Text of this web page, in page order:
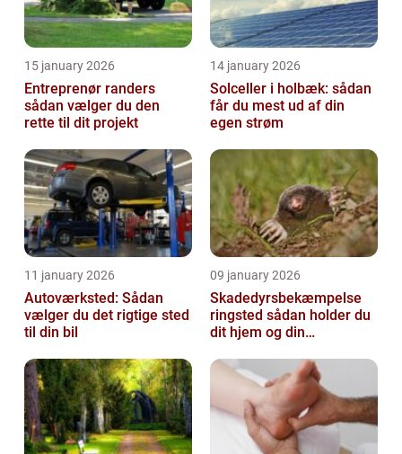
15 january 2026
Entreprenør randers
sådan vælger du den
rette til dit projekt
14 january 2026
Solceller i holbæk: sådan
får du mest ud af din
egen strøm
11 january 2026
Autoværksted: Sådan
vælger du det rigtige sted
til din bil
09 january 2026
Skadedyrsbekæmpelse
ringsted sådan holder du
dit hjem og din
gæster